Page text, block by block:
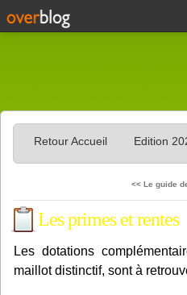
Retour Accueil Edition
<< Le guide
Les primes et rentes
Les dotations
maillot distinctif, sont à